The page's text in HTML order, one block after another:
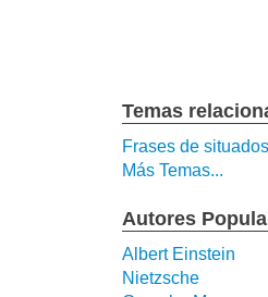
Temas
Frases de situados
Más Temas...
Autores
Albert Einstein
Nietzsche